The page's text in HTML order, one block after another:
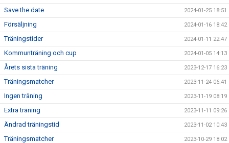
Save the date 2024-01-25 18:51
Försäljning 2024-01-16 18:42
Träningstider 2024-01-11 22:47
Kommunträning och cup 2024-01-05 14:13
Årets sista träning 2023-12-17 16:23
Träningsmatcher 2023-11-24 06:41
Ingen träning 2023-11-19 08:19
Extra träning 2023-11-11 09:26
Ändrad träningstid 2023-11-02 10:43
Träningsmatcher 2023-10-29 18:02